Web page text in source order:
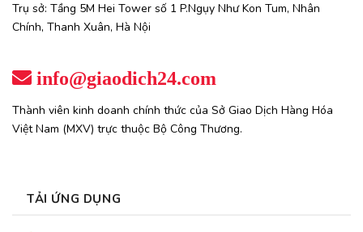
Trụ sở: Tầng 5M Hei Tower số 1 P.Ngụy Như Kon Tum, Nhân
Chính, Thanh Xuân, Hà Nội
info@giaodich24.com
Thành viên kinh doanh chính thức của Sở Giao Dịch Hàng Hóa
Việt Nam (MXV) trực thuộc Bộ Công Thương.
TẢI ỨNG DỤNG